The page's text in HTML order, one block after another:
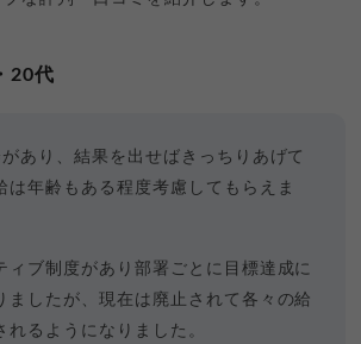
20代
あり、結果を出せばきっちりあげて
は年齢もある程度考慮してもらえま
ィブ制度があり部署ごとに目標達成に
ましたが、現在は廃止されて各々の給
れるようになりました。